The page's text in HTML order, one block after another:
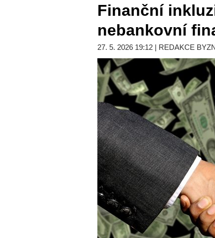
Finanční
nebankovní
27. 5. 2026 19:12 | REDAKCE